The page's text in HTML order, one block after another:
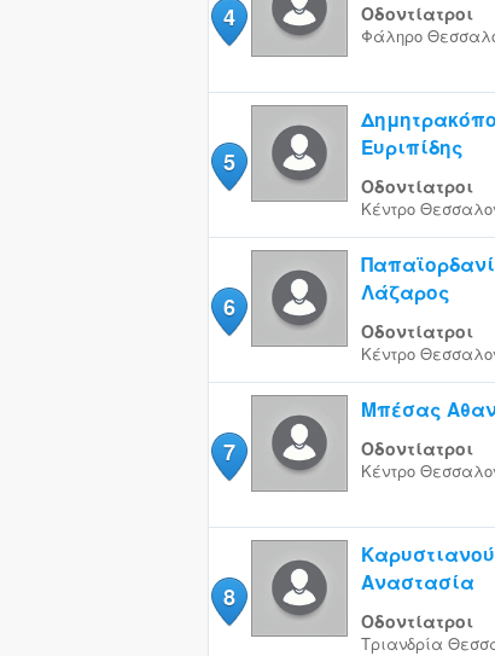
4 Οδοντίατροι
Φάληρο
5
Ευριπίδης
Οδοντίατροι
Κέντρο
6
Λάζαρος
Οδοντίατροι
Κέντρο
7
Μπέσας
Οδοντίατροι
Κέντρο
8
Καρυστιανού
Αναστασία
Οδοντίατροι
Τριανδρία